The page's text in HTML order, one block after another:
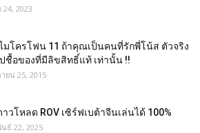
24, 2023
มโครโฟน 11 ถ้าคุณเป็นคนที่รักพี่โน้ส ตัวจริง
ชื้อของที่มีลิขสิทธิ์แท้ เท่านั้น !!
ยน 25, 2015
วโหลด ROV เซิร์ฟเบต้าจีนเล่นได้ 100%
ธ์ 22, 2025